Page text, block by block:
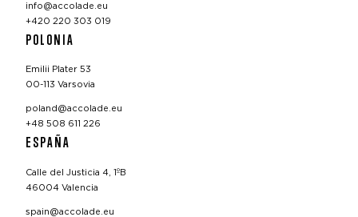
info@accolade.eu
+420 220 303 019
POLONIA
Emilii Plater 53
00-113 Varsovia
poland@accolade.eu
+48 508 611 226
ESPAÑA
Calle del Justicia 4, 1ºB
46004 Valencia
spain@accolade.eu